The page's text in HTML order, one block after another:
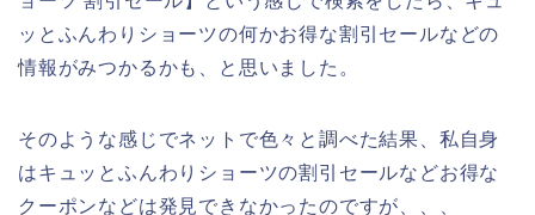
ッとふんわりショーツの何かお得な割引セールなどの
情報がみつかるかも、と思いました。
そのような感じでネットで色々と調べた結果、私自身
はキュッとふんわりショーツの割引セールなどお得な
クーポンなどは発見できなかったのですが、、、